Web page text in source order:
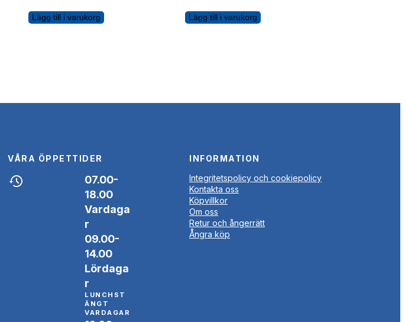
Lägg till i varukorg Lägg till i varukorg
VÅRA ÖPPETTIDER
07.00-
18.00
Vardaga
r
09.00-
14.00
Lördaga
r
LUNCHST
ÄNGT
VARDAGAR
INFORMATION
Integritetspolicy och cookiepolicy
Kontakta oss
Köpvillkor
Om oss
Retur och ångerrätt
Ångra köp